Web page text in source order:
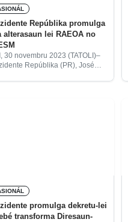
Repúblika promulga
alterasaun lei RAEOA no
30 novembru 2023 (TATOLI)–
Repúblika (PR), José
promulga dekretu-lei
transforma Diresaun-